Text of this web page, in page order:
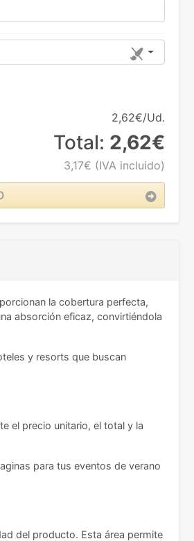
2,62€/Ud.
Total: 2,62€
3,17€ (IVA incluido)
la cobertura perfecta,
absorción eficaz, convirtiéndola
y resorts que buscan
el precio unitario, el total y la
para tus eventos de verano
del producto. Esta área permite